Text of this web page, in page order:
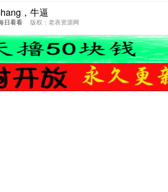
，牛逼
日看看 版权：老表资源网